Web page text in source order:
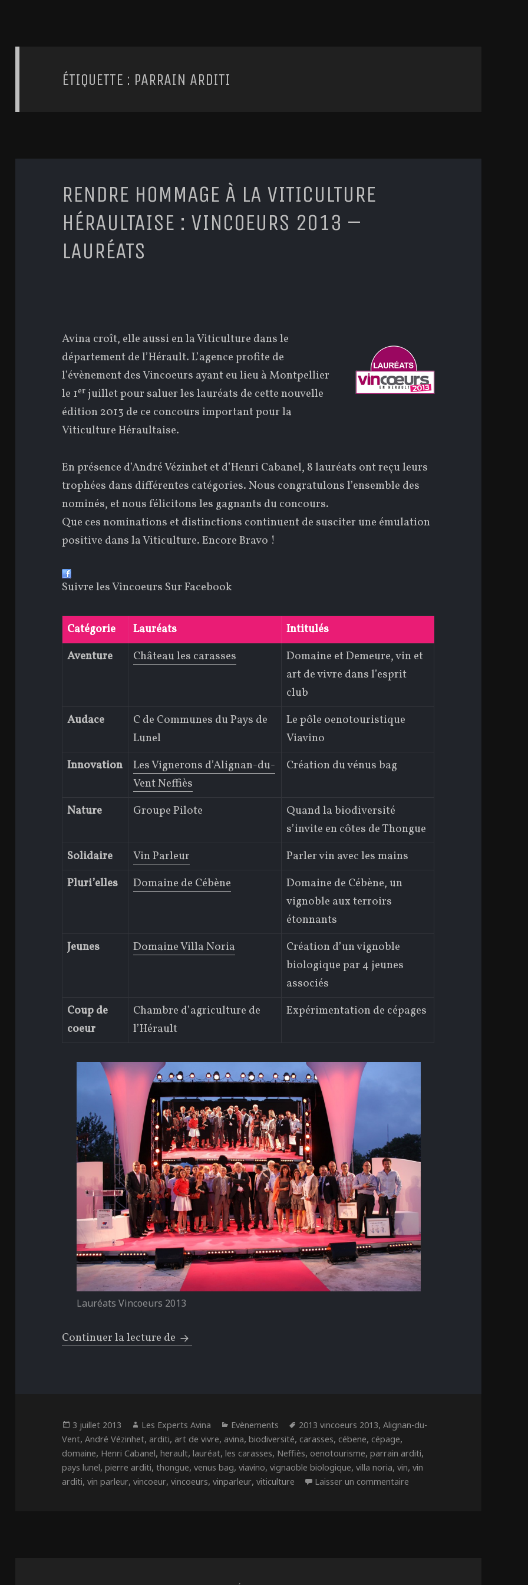
ÉTIQUETTE : PARRAIN ARDITI
RENDRE HOMMAGE À LA VITICULTURE
HÉRAULTAISE : VINCOEURS 2013 –
LAURÉATS
Avina croît, elle aussi en la Viticulture dans le
département de l’Hérault. L’agence profite de
l’évènement des Vincoeurs ayant eu lieu à Montpellier
le 1er juillet pour saluer les lauréats de cette nouvelle
édition 2013 de ce concours important pour la
Viticulture Héraultaise.
En présence d’André Vézinhet et d’Henri Cabanel, 8 lauréats ont reçu leurs
trophées dans différentes catégories. Nous congratulons l’ensemble des
nominés, et nous félicitons les gagnants du concours.
Que ces nominations et distinctions continuent de susciter une émulation
positive dans la Viticulture. Encore Bravo !
Suivre les Vincoeurs Sur Facebook
Catégorie Lauréats
Intitulés
Aventure
Château les carasses
Domaine et Demeure, vin et
art de vivre dans l’esprit
club
Audace
C de Communes du Pays de
Lunel
Le pôle oenotouristique
Viavino
Innovation
Les Vignerons d’Alignan-du-
Vent Neffiès
Création du vénus bag
Nature Groupe Pilote
Quand la biodiversité
s’invite en côtes de Thongue
Solidaire
Vin Parleur
Parler vin avec les mains
Pluri’elles
Domaine de Cébène
Domaine de Cébène, un
vignoble aux terroirs
étonnants
Jeunes
Domaine Villa Noria
Création d’un vignoble
biologique par 4 jeunes
associés
Coup de
coeur
Chambre d’agriculture de
l’Hérault
Expérimentation de cépages
Lauréats Vincoeurs 2013
Continuer la lecture de Rendre hommage à la Viticulture Héraultaise : Vincoeurs 2013 –
Publié
le
3 juillet 2013 Auteur
Les Experts Avina Catégories
Evènements Étiquettes
2013 vincoeurs 2013,Alignan-du-
Vent,André Vézinhet, arditi, art de vivre, avina,biodiversité,carasses,cébene,cépage,
domaine, Henri Cabanel,herault,lauréat,les carasses, Neffiès, oenotourisme,parrain arditi,
pays lunel,pierre arditi,thongue,venus bag,viavino,vignaoble biologique,villa noria,vin,vin
arditi,vin parleur,vincoeur,vincoeurs,vinparleur,viticulture Laisser un commentaire